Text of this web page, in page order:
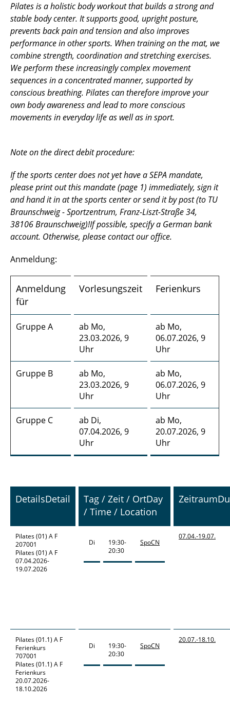
Pilates is a holistic body workout that builds a strong and
stable body center. It supports good, upright posture,
prevents back pain and tension and also improves
performance in other sports. When training on the mat, we
combine strength, coordination and stretching exercises.
We perform these increasingly complex movement
sequences in a concentrated manner, supported by
conscious breathing. Pilates can therefore improve your
own body awareness and lead to more conscious
movements in everyday life as well as in sport.
Note on the direct debit procedure:
If the sports center does not yet have a SEPA mandate,
please print out this mandate (page 1) immediately, sign it
and hand it in at the sports center or send it by post (to TU
Braunschweig - Sportzentrum, Franz-Liszt-Straße 34,
38106 Braunschweig)!If possible, specify a German bank
account. Otherwise, please contact our office.
Anmeldung:
Anmeldung
für
Vorlesungszeit Ferienkurs
Gruppe A
ab Mo,
23.03.2026, 9
Uhr
ab Mo,
06.07.2026, 9
Uhr
Gruppe B
ab Mo,
23.03.2026, 9
Uhr
ab Mo,
06.07.2026, 9
Uhr
Gruppe C
ab Di,
07.04.2026, 9
Uhr
ab Mo,
20.07.2026, 9
Uhr
DetailsDetail Tag / Zeit / OrtDay
/ Time / Location
Zeitraum
Pilates(01) A F
207001
Pilates (01) A F
07.04.2026-
19.07.2026
Di
19:30-
20:30
SpoCN
07.04.-19.07.
Pilates(01.1) A F
Ferienkurs
707001
Pilates (01.1) A F
Ferienkurs
20.07.2026-
18.10.2026
Di
19:30-
20:30
SpoCN
20.07.-18.10.